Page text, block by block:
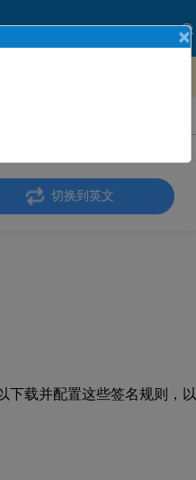
切换到英文
下载并配置这些签名规则，以
×